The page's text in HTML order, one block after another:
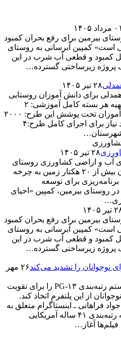
۰۱ مرداد ۱۴۰۵
بیرمین برای رفع بحران کمبود
کمپین آبرسانی به روستای
کمبود و قطعی آب شرب در این
پروژه زیرساختی گسترده…
۲۸ تیر ۱۴۰۵
برای دانش آموزان روستایی
محروم بلوچستان هزینه تهیه هر بسته کامل آموزشی: ۲
میلیون تومان تعداد دانش‌آموزان تحت پوشش این طرح: ۲۰۰۰
نفر میزان مشارکت مورد نیاز برای اجرای کامل طرح:۴
شهرستان…
۲۸ تیر ۱۴۰۵
آب و اراضی کشاورزی روستای
بیرمین با هدف بازگرداندن بیش از ۲۰ هکتار زمین به چرخه
برنامه‌ریزی برای توسعه
روستای بیرمین، کمپین «احیای
۱۴۰۵
بیرمین برای رفع بحران کمبود
کمپین آبرسانی به روستای
کمبود و قطعی آب شرب در این
پروژه زیرساختی گسترده…
نوجوانان را تشدید می‌کند
۲۶ مهر
اینستاگرام قصد دارد سیستم رتبه‌بندی PG-۱۳ را برای تقویت
از این پلتفرم اتخاذ کند.
فراهانی ـ اینستاگرام متعلق به
متا، اجرای قوانینی مشابه رتبه‌بندی ۴۱ ساله آمریکایی
فیلم‌ها آغاز…